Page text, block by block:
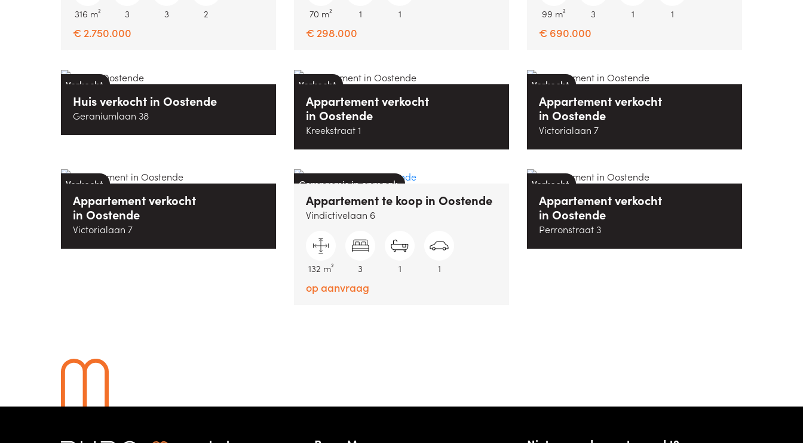
316 m² 3 3 2
€ 2.750.000
70 m² 1 1
€ 298.000
99 m² 3 1 1
€ 690.000
Verkocht
Huisverkocht in Oostende
Geraniumlaan 38
Verkocht
Appartementverkocht
in Oostende
Kreekstraat 1
Verkocht
Appartementverkocht
in Oostende
Victorialaan 7
Verkocht
Appartementverkocht
in Oostende
Victorialaan 7
Compromis in opmaak
Appartementte koop in Oostende
Vindictivelaan 6
132 m² 3 1 1
op aanvraag
Verkocht
Appartementverkocht
in Oostende
Perronstraat 3